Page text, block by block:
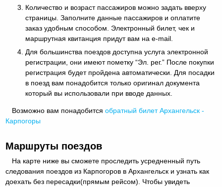
Количество и возраст пассажиров можно задать вверху
страницы. Заполните данные пассажиров и оплатите
заказ удобным способом. Электронный билет, чек и
маршрутная квитанция придут вам на e-mail.
Для большинства поездов доступна услуга электронной
регистрации, они имеют пометку “Эл. рег.” После покупки
регистрация будет пройдена автоматически. Для посадки
в поезд вам понадобится только оригинал документа
который вы использовали при вводе данных.
Возможно вам понадобитсяобратный билет Архангельск -
Карпогоры
Маршруты поездов
На карте ниже вы сможете проследить усредненный путь
следования поездов из Карпогоров в Архангельск и узнать как
доехать без пересадки(прямым рейсом). Чтобы увидеть